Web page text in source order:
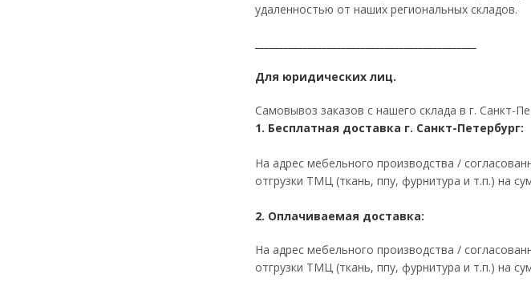
удаленностью от наших региональных складов.
Для юридических лиц.
Самовывоз заказов с нашего склада в г. Санкт-
1. Бесплатная доставка г. Санкт-Петербург:
На адрес мебельного производства /
отгрузки ТМЦ (ткань, ппу, фурнитура и т.п.) на
2. Оплачиваемая доставка:
На адрес мебельного производства /
отгрузки ТМЦ (ткань, ппу, фурнитура и т.п.) на